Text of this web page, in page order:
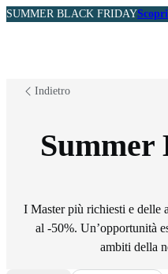
SUMMER BLACK FRIDAY
Indietro
I Master più richiesti e delle
al -50%. Un’opportunità
ambiti della